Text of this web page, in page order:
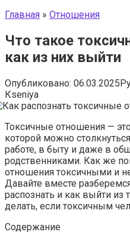
Главная » Отношения
Что такое
как из них выйти
Опубликовано: 06.03.2025
Кseniya
Токсичные отношения —
которой можно
работе, в быту и даже в
родственниками. Как же
отношения токсичными и
Давайте вместе
распознать и как выйти из
делать, если токсичным
Содержание